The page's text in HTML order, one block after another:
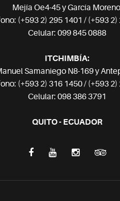
Mejía Oe4-45 y García
(+593 2) 295 1401 / (+593 2)
Celular: 099 845 0888
ITCHIMBÍA:
Samaniego N8-169 y
(+593 2) 316 1450 / (+593 2)
Celular: 098 386 3791
QUITO - ECUADOR